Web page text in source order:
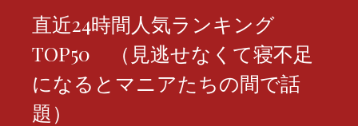
直近24時間人気ランキング
TOP50 （見逃せなくて寝不足
になるとマニアたちの間で話
題）